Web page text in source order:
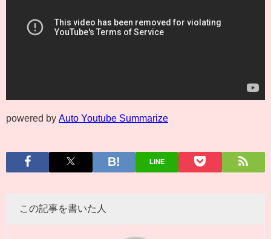
powered by Auto Youtube Summarize
LINE
この記事を書いた人